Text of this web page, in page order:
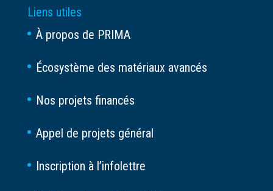
Liens utiles
À propos de PRIMA
Écosystème des matériaux avancés
Nos projets financés
Appel de projets général
Inscription à l’infolettre